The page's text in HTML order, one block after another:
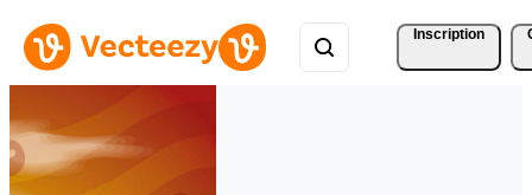
Inscription